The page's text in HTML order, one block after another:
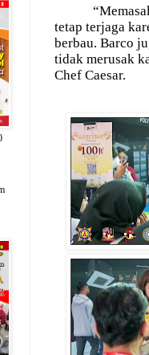
tetap terjaga
berbau. Barco
tidak merusak
Chef Caesar.